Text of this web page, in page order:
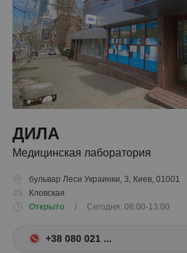
ДИЛА
Медицинская лаборатория
бульвар Леси Украинки, 3, Киев, 01001
Кловская
Открыто
/ Сегодня: 08:00-13:00
+38 080 021 ...